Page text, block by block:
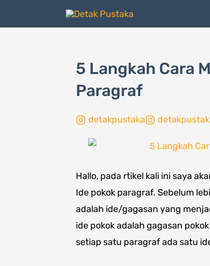
5 Langkah Cara
Paragraf
detakpustaka
Hallo, pada rtikel kali ini saya
Ide pokok paragraf. Sebelum
adalah ide/gagasan yang
ide pokok adalah gagasan
setiap satu paragraf ada satu